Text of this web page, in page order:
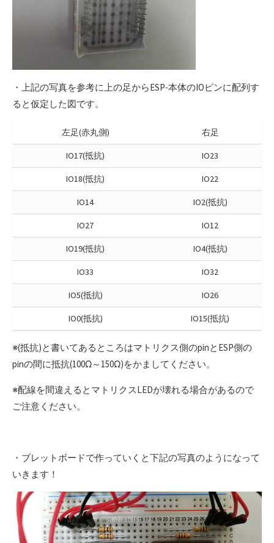
・上記の写真を参考に上の足からESP-本体のIOピンに配列す
ると仮定した図です。
左足(赤丸側) 右足
IO17(抵抗) IO23
IO18(抵抗) IO22
IO14 IO2(抵抗)
IO27 IO12
IO19(抵抗) IO4(抵抗)
IO33 IO32
IO5(抵抗) IO26
IO0(抵抗) IO15(抵抗)
※(抵抗)と書いてあるところはマトリクス側のpinとESP側の
pinの間に抵抗(100Ω～150Ω)をかましてください。
※配線を間違えるとマトリクスLEDが壊れる場合があるので
ご注意ください。
・ブレットボードで作っていくと下記の写真のようになって
いきます！